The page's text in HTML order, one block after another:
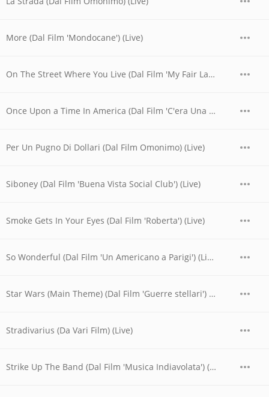
More (Dal Film 'Mondocane') (Live)
On The Street Where You Live (Dal Film 'My Fair Lady') (Live)
Once Upon a Time In America (Dal Film 'C'era Una Volta In America') (Live)
Per Un Pugno Di Dollari (Dal Film Omonimo) (Live)
Siboney (Dal Film 'Buena Vista Social Club') (Live)
Smoke Gets In Your Eyes (Dal Film 'Roberta') (Live)
So Wonderful (Dal Film 'Un Americano a Parigi') (Live)
Star Wars (Main Theme) (Dal Film 'Guerre stellari') (Live)
Stradivarius (Da Vari Film) (Live)
Strike Up The Band (Dal Film 'Musica Indiavolata') (Live)